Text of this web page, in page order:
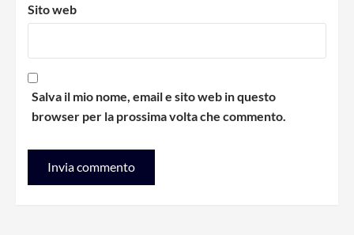
Sito web
Salva il mio nome, email e sito web in questo
browser per la prossima volta che commento.